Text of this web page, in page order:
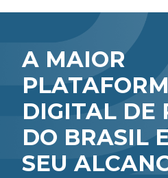
A MAIOR
DIGITAL DE
DO BRASIL
SEU